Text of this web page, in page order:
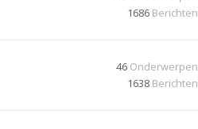
1686 Berichten
46 Onderwerpen
1638 Berichten